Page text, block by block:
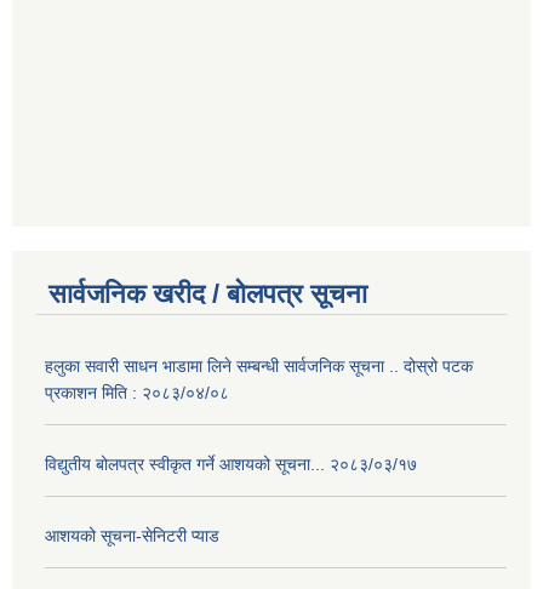
सार्वजनिक खरीद / बोलपत्र सूचना
हलुका सवारी साधन भाडामा लिने सम्बन्धी सार्वजनिक सूचना .. दोस्रो पटक
प्रकाशन मिति : २०८३/०४/०८
विद्युतीय बोलपत्र स्वीकृत गर्ने आशयको सूचना... २०८३/०३/१७
आशयको सूचना-सेनिटरी प्याड